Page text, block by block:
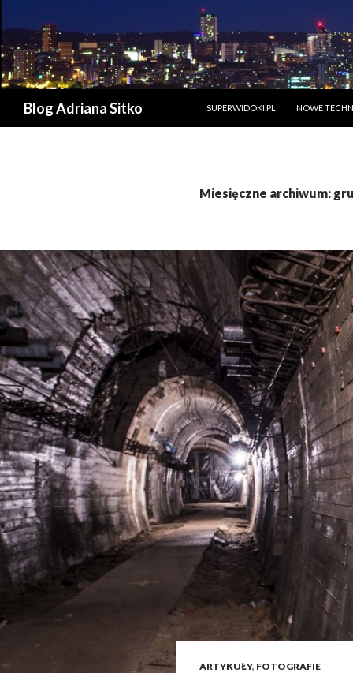
Blog Adriana Sitko
SUPERWIDOKI.PL
NOWE
Miesięczne archiwum:
ARTYKUŁY, FOTOGRAFIE